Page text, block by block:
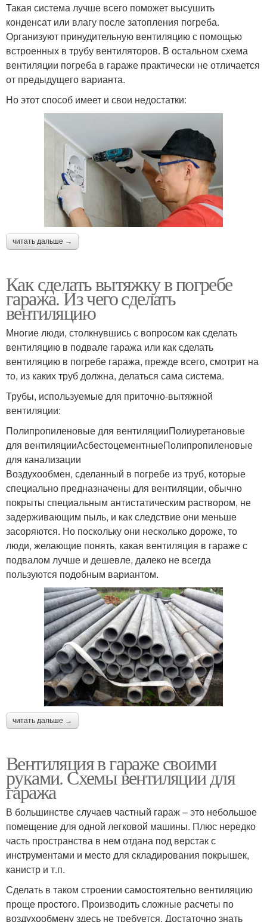
Такая система лучше всего поможет высушить
конденсат или влагу после затопления погреба.
Организуют принудительную вентиляцию с помощью
встроенных в трубу вентиляторов. В остальном схема
вентиляции погреба в гараже практически не отличается
от предыдущего варианта.
Но этот способ имеет и свои недостатки:
читать дальше →
Как сделать вытяжку в погребе
гаража. Из чего сделать
вентиляцию
Многие люди, столкнувшись с вопросом как сделать
вентиляцию в подвале гаража или как сделать
вентиляцию в погребе гаража, прежде всего, смотрит на
то, из каких труб должна, делаться сама система.
Трубы, используемые для приточно-вытяжной
вентиляции:
Полипропиленовые для вентиляцииПолиуретановые
для вентиляцииАсбестоцементныеПолипропиленовые
для канализации
Воздухообмен, сделанный в погребе из труб, которые
специально предназначены для вентиляции, обычно
покрыты специальным антистатическим раствором, не
задерживающим пыль, и как следствие они меньше
засоряются. Но поскольку они несколько дороже, то
люди, желающие понять, какая вентиляция в гараже с
подвалом лучше и дешевле, далеко не всегда
пользуются подобным вариантом.
читать дальше →
Вентиляция в гараже своими
руками. Схемы вентиляции для
гаража
В большинстве случаев частный гараж – это небольшое
помещение для одной легковой машины. Плюс нередко
часть пространства в нем отдана под верстак с
инструментами и место для складирования покрышек,
канистр и т.п.
Сделать в таком строении самостоятельно вентиляцию
проще простого. Производить сложные расчеты по
воздухообмену здесь не требуется. Достаточно знать